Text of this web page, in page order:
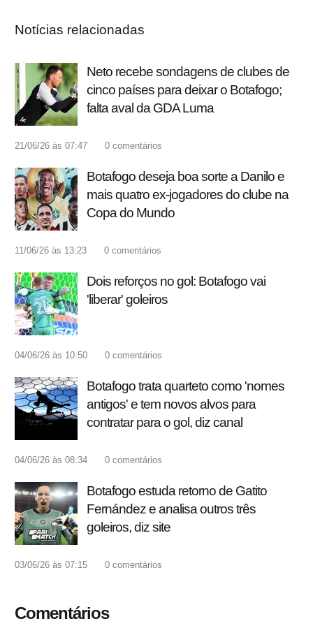
Notícias relacionadas
Neto recebe sondagens de clubes de
cinco países para deixar o Botafogo;
falta aval da GDA Luma
21/06/26 às 07:47 0 comentários
Botafogo deseja boa sorte a Danilo e
mais quatro ex-jogadores do clube na
Copa do Mundo
11/06/26 às 13:23 0 comentários
Dois reforços no gol: Botafogo vai
'liberar' goleiros
04/06/26 às 10:50 0 comentários
Botafogo trata quarteto como 'nomes
antigos' e tem novos alvos para
contratar para o gol, diz canal
04/06/26 às 08:34 0 comentários
Botafogo estuda retorno de Gatito
Fernández e analisa outros três
goleiros, diz site
03/06/26 às 07:15 0 comentários
Comentários